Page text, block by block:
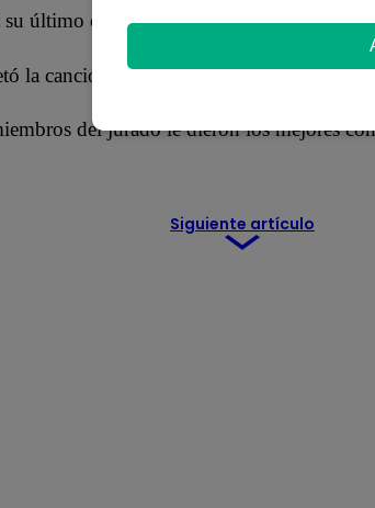
último concierto en la presente
la canción “Love yourself” para
del jurado le dieron los mejores
Siguiente artículo